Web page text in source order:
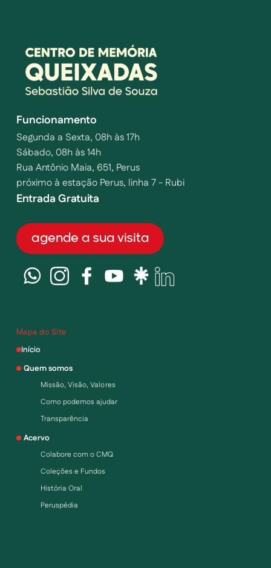
Funcionamento
Segunda a Sexta, 08h às 17h
Sábado, 08h às 14h
Rua Antônio Maia, 651, Perus
próximo à estação Perus, linha 7 - Rubi
Entrada Gratuita
agende a sua visita
Mapa do Site
Início
Quem somos
Missão, Visão, Valores
Como podemos ajudar
Transparência
Acervo
Colabore com o CMQ
Coleções e Fundos
História Oral
Peruspédia